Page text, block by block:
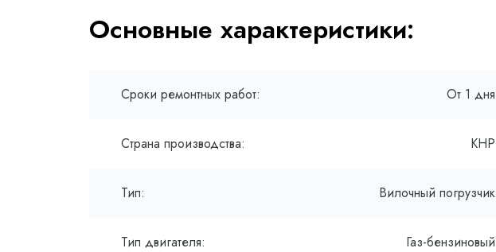
Основные характеристики:
Сроки ремонтных работ: От 1 дня
Страна производства: КНР
Тип: Вилочный погрузчик
Тип двигателя: Газ-бензиновый